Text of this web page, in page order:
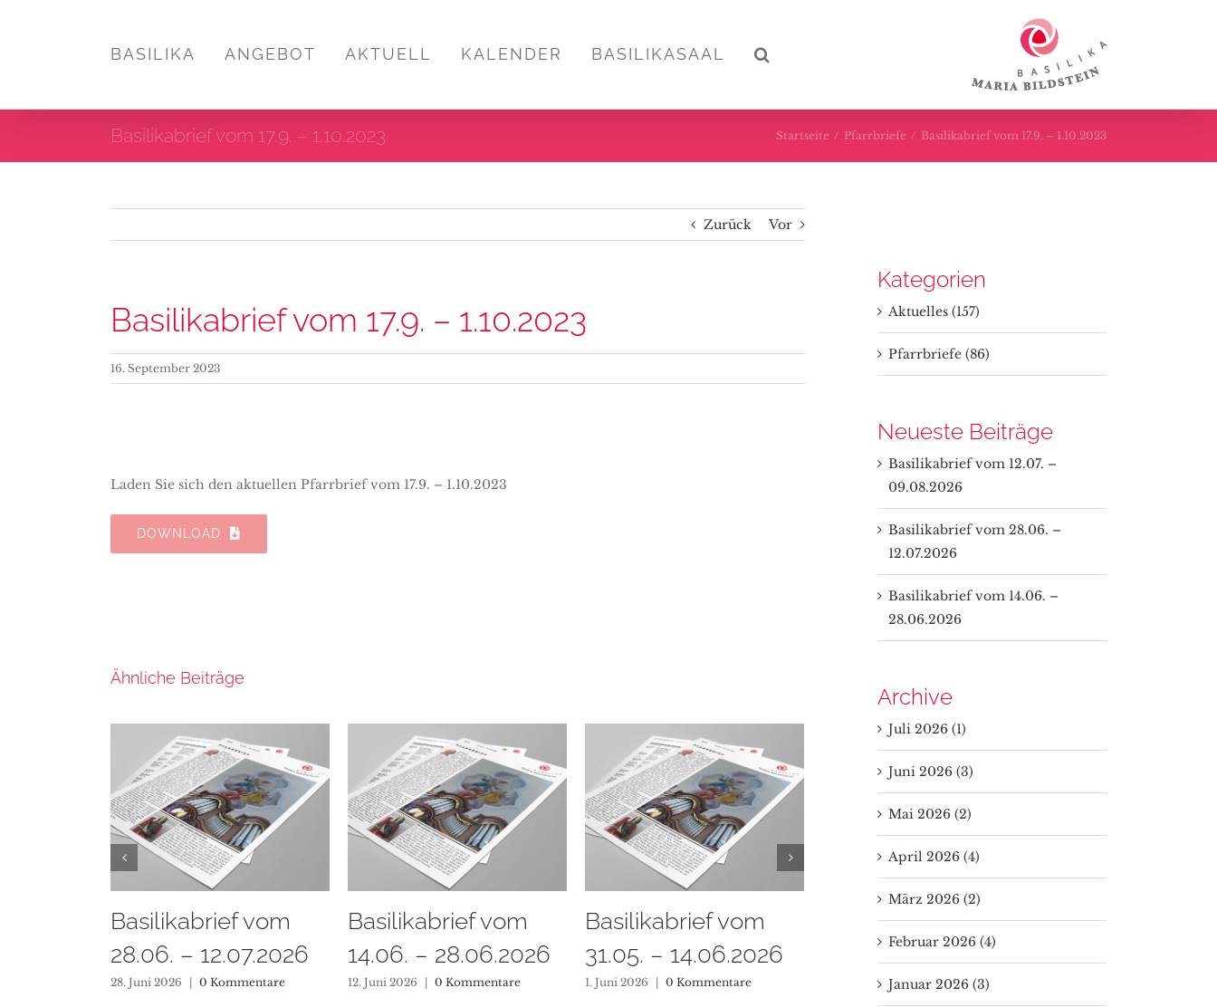
BASILIKA ANGEBOT AKTUELL KALENDER BASILIKASAAL
Basilikabrief vom 17.9. – 1.10.2023 Startseite / Pfarrbriefe / Basilikabrief vom 17.9. – 1.10.2023
Zurück Vor
Basilikabrief vom 17.9. – 1.10.2023
16. September 2023
Laden Sie sich den aktuellen Pfarrbrief vom 17.9. – 1.10.2023
DOWNLOAD
Ähnliche Beiträge
Basilikabrief vom
14.06. – 28.06.2026
12. Juni 2026 0 Kommentare
Basilikabrief vom
31.05. – 14.06.2026
1. Juni 2026 0 Kommentare
Basilikabrief vom
17.05. – 31.05.2026
16. Mai 2026 | 0 Kommentare
Basilikabrief vom
12.07. – 09.08.2026
12. Juli 2026 | 0 Kommentare
Kategorien
Aktuelles (157)
Pfarrbriefe (86)
Neueste Beiträge
Basilikabrief vom 12.07. –
09.08.2026
Basilikabrief vom 28.06. –
12.07.2026
Basilikabrief vom 14.06. –
28.06.2026
Archive
Juli 2026 (1)
Juni 2026 (3)
Mai 2026 (2)
April 2026 (4)
März 2026 (2)
Februar 2026 (4)
Januar 2026 (3)